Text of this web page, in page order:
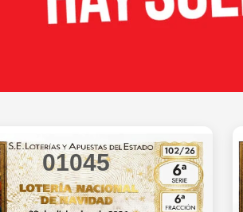
01045